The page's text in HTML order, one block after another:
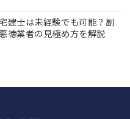
建士は未経験でも可能？副
徳業者の見極め方を解説